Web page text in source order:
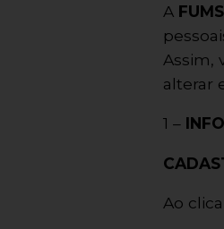
A
Assim,
alterar
1 –
Ao